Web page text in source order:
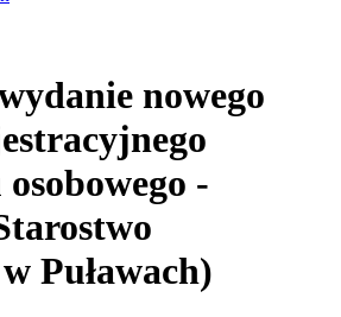
nowego
-
Puławach)